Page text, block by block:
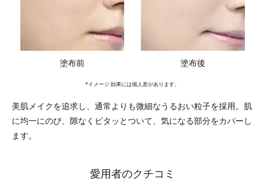
塗布前 塗布後
*イメージ 効果には個人差があります。
美肌メイクを追求し、通常よりも微細なうるおい粒子を採用。肌
に均一にのび、隙なくピタッとついて、気になる部分をカバーし
ます。
愛用者のクチコミ